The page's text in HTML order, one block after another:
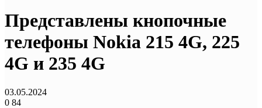
Представлены кнопочные
телефоны Nokia 215 4G, 225
4G и 235 4G
03.05.2024
0 84